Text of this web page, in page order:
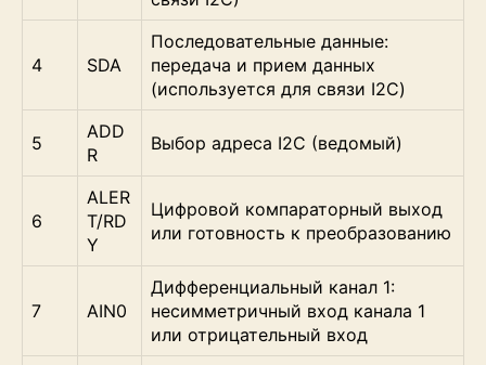
4 SDA
Последовательные данные:
передача и прием данных
(используется для связи I2C)
5
ADD
R
Выбор адреса I2C (ведомый)
6
ALER
T/RD
Y
Цифровой компараторный выход
или готовность к преобразованию
7 AIN0
Дифференциальный канал 1:
несимметричный вход канала 1
или отрицательный вход